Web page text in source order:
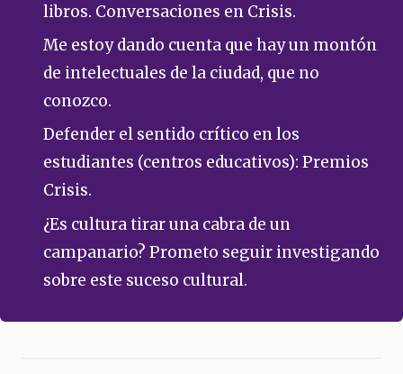
libros. Conversaciones en Crisis.
Me estoy dando cuenta que hay un montón
de intelectuales de la ciudad, que no
conozco.
Defender el sentido crítico en los
estudiantes (centros educativos): Premios
Crisis.
¿Es cultura tirar una cabra de un
campanario? Prometo seguir investigando
sobre este suceso cultural.